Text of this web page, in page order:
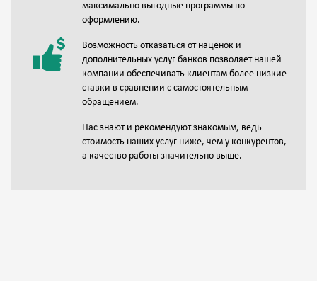
максимально выгодные программы по
оформлению.
Возможность отказаться от наценок и
дополнительных услуг банков позволяет нашей
компании обеспечивать клиентам более низкие
ставки в сравнении с самостоятельным
обращением.
Нас знают и рекомендуют знакомым, ведь
стоимость наших услуг ниже, чем у конкурентов,
а качество работы значительно выше.